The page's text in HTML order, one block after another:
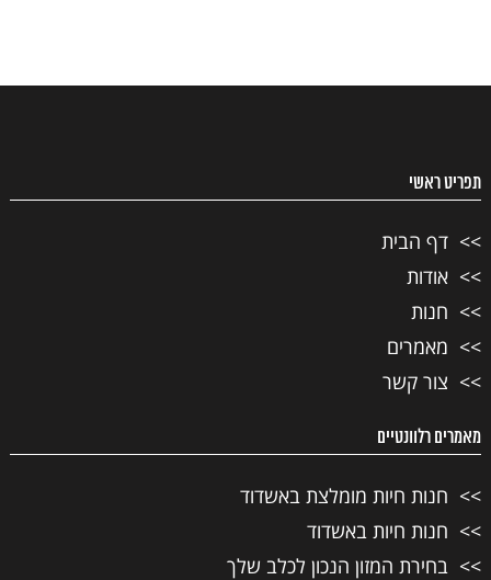
תפריט ראשי
דף הבית
אודות
חנות
מאמרים
צור קשר
מאמרים רלוונטיים
חנות חיות מומלצת באשדוד
חנות חיות באשדוד
בחירת המזון הנכון לכלב שלך